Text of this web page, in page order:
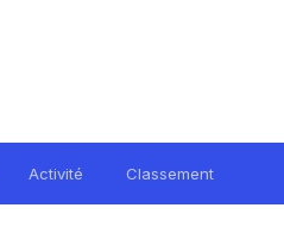
Activité Classement